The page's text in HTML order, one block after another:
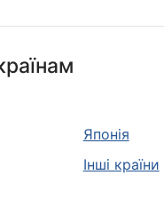
Японія
Інші країни